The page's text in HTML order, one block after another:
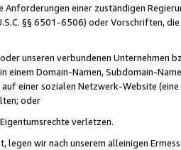
Anforderungen einer zuständigen
§§ 6501-6506) oder Vorschriften,
unseren verbundenen Unternehmen
einem Domain-Namen, Subdomain-
einer sozialen Netzwerk-Website
oder
verletzen.
legen wir nach unserem alleinigen